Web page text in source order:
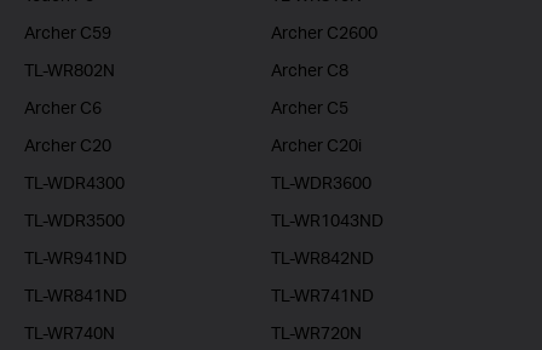
Archer C59
Archer C2600
TL-WR802N
Archer C8
Archer C6
Archer C5
Archer C20
Archer C20i
TL-WDR4300
TL-WDR3600
TL-WDR3500
TL-WR1043ND
TL-WR941ND
TL-WR842ND
TL-WR841ND
TL-WR741ND
TL-WR740N
TL-WR720N